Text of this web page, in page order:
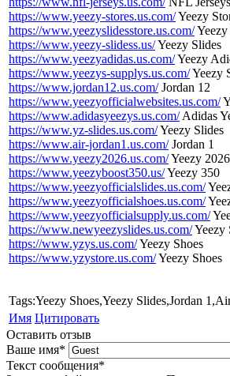
https://www.yeezy-stores.us.com/Yeezy
https://www.yeezyslidesstore.us.com/Yeezy
https://www.yeezy-slidess.us/Yeezy Slides
https://www.yeezyadidas.us.com/Yeezy
https://www.yeezys-supplys.us.com/Yeezy
https://www.jordan12.us.com/Jordan 12
https://www.yeezyofficialwebsites.us.com/
https://www.adidasyeezys.us.com/Adidas
https://www.yz-slides.us.com/Yeezy Slides
https://www.air-jordan1.us.com/Jordan 1
https://www.yeezy2026.us.com/Yeezy 2026
https://www.yeezyboost350.us/Yeezy 350
https://www.yeezyofficialslides.us.com/
https://www.yeezyofficialshoes.us.com/
https://www.yeezyofficialsupply.us.com/
https://www.newyeezyslides.us.com/Yeezy
https://www.yzys.us.com/Yeezy Shoes
https://www.yzystore.us.com/Yeezy Shoes
Tags:Yeezy Shoes,Yeezy Slides,Jordan
Имя Цитировать
Оставить отзыв
Ваше имя*
Текст сообщения*